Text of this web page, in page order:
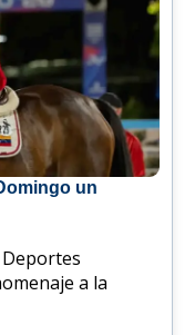
un
Deportes
a la